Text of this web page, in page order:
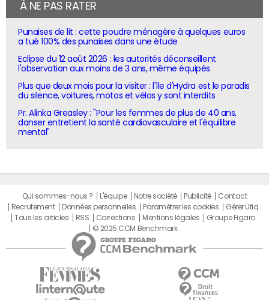
À NE PAS RATER
Punaises de lit : cette poudre ménagère à quelques euros
a tué 100% des punaises dans une étude
Eclipse du 12 août 2026 : les autorités déconseillent
l'observation aux moins de 3 ans, même équipés
Plus que deux mois pour la visiter : l'île d'Hydra est le paradis
du silence, voitures, motos et vélos y sont interdits
Pr. Alinka Greasley : "Pour les femmes de plus de 40 ans,
danser entretient la santé cardiovasculaire et l'équilibre
mental"
Qui sommes-nous ? L'équipe Notre société Publicité
Contact
Recrutement
Données personnelles Paramétrer les cookies
Gérer Utiq
Tous les articles
RSS Corrections Mentions légales
Groupe Figaro
© 2025 CCM Benchmark